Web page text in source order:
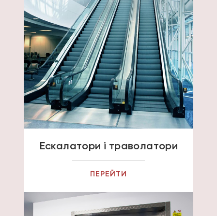
Ескалатори і траволатори
ПЕРЕЙТИ